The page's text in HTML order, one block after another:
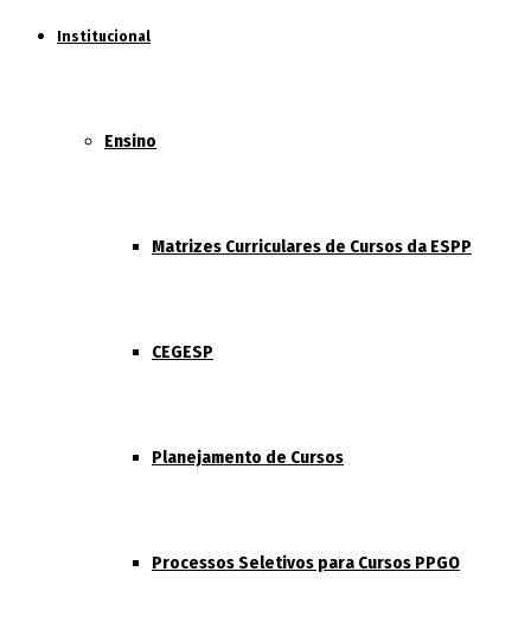
Institucional
Ensino
Matrizes Curriculares de Cursos da ESPP
CEGESP
Planejamento de Cursos
Processos Seletivos para Cursos PPGO